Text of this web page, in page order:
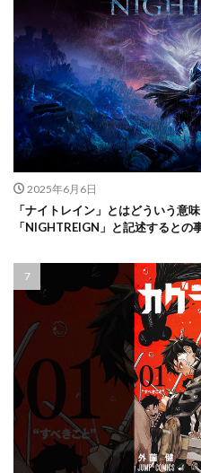
2025年6月6日
「ナイトレイン」とはどういう意
「NIGHTREIGN」と記述するとの事